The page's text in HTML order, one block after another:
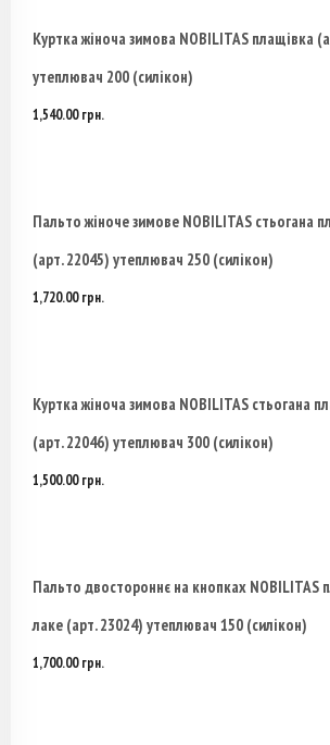
Куртка жіноча зимова NOBILITAS плащівка
утеплювач 200 (силікон)
1,540.00грн.
Пальто жіноче зимове NOBILITAS стьогана
(арт. 22045) утеплювач 250 (силікон)
1,720.00грн.
Куртка жіноча зимова NOBILITAS стьогана
(арт. 22046) утеплювач 300 (силікон)
1,500.00грн.
Пальто двостороннє на кнопках NOBILITAS
лаке (арт. 23024) утеплювач 150 (силікон)
1,700.00грн.